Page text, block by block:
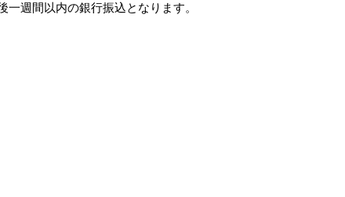
週間以内の銀行振込となります。